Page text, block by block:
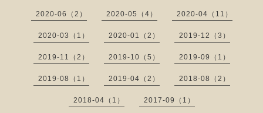
2020-06（2） 2020-05（4） 2020-04（11）
2020-03（1） 2020-01（2） 2019-12（3）
2019-11（2） 2019-10（5） 2019-09（1）
2019-08（1） 2019-04（2） 2018-08（2）
2018-04（1） 2017-09（1）